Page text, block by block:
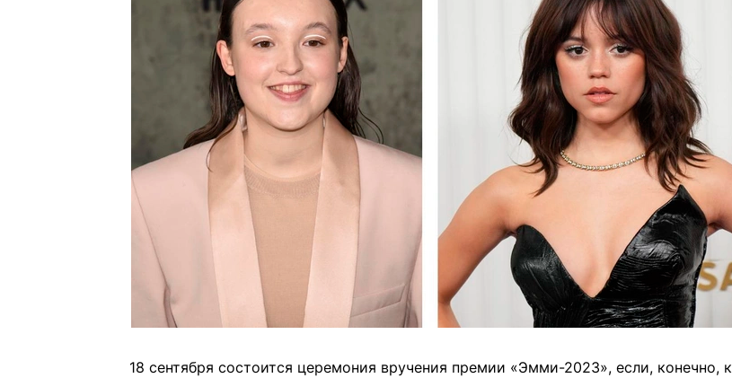
18 сентября состоится церемония вручения премии «Эмми-2023», если, конечно, к